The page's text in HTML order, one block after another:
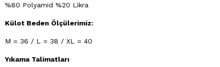
%80 Polyamid %20 Likra
Külot Beden Ölçülerimiz:
M = 36 / L = 38 / XL = 40
Yıkama Talimatları